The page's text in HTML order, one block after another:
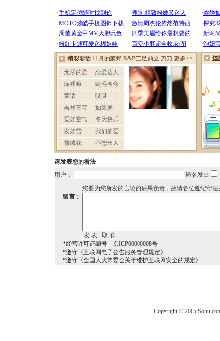
请发表您的看法
用户：
匿名发出
您要为您所发的言论的后果负责，故请各位遵纪守
留言：
*经营许可证编号：京ICP00000008号
*遵守《互联网电子公告服务管理规定》
*遵守《全国人大常委会关于维护互联网安全的规定》
Copyright © 2005